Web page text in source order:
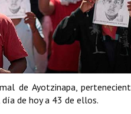
de Ayotzinapa,
de hoy a 43 de ellos.